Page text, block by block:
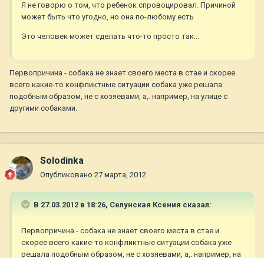
Я не говорю о том, что ребенок спровоцировал. Причиной
может быть что угодно, но она по-любому есть
Это человек может сделать что-то просто так...
Первопричина - собака не знает своего места в стае и скорее
всего какие-то конфликтные ситуации собака уже решала
подобным образом, не с хозяевами, а,. например, на улице с
другими собаками.
Solodinka
Опубликовано 27 марта, 2012
В 27.03.2012 в 18:26, Селунская Ксения сказал:
Первопричина - собака не знает своего места в стае и
скорее всего какие-то конфликтные ситуации собака уже
решала подобным образом, не с хозяевами, а,. например, на